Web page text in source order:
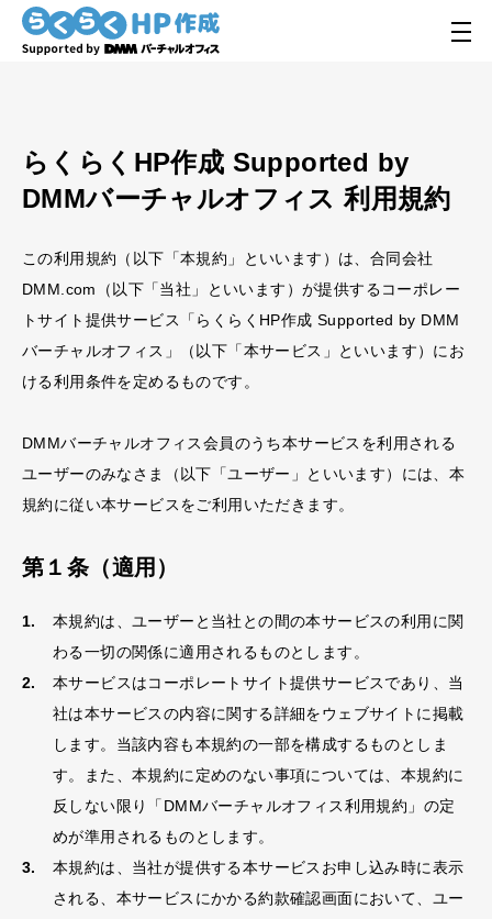
サービスについて
ご利用料金
よくある質問
お知らせ
らくらくHP作成
Supported by DMMバーチャルオフィス
(定休日 / 土日祝)
© らくらくHP作成 Supported by DMMバーチャルオフィス
らくらくHP作成 Supported by
DMMバーチャルオフィス 利用規約
この利用規約（以下「本規約」といいます）は、合同会社
DMM.com（以下「当社」といいます）が提供するコーポレー
トサイト提供サービス「らくらくHP作成 Supported by DMM
バーチャルオフィス」（以下「本サービス」といいます）にお
ける利用条件を定めるものです。
DMMバーチャルオフィス会員のうち本サービスを利用される
ユーザーのみなさま（以下「ユーザー」といいます）には、本
規約に従い本サービスをご利用いただきます。
第１条（適用）
本規約は、ユーザーと当社との間の本サービスの利用に関
わる一切の関係に適用されるものとします。
本サービスはコーポレートサイト提供サービスであり、当
社は本サービスの内容に関する詳細をウェブサイトに掲載
します。当該内容も本規約の一部を構成するものとしま
す。また、本規約に定めのない事項については、本規約に
反しない限り「DMMバーチャルオフィス利用規約」の定
めが準用されるものとします。
本規約は、当社が提供する本サービスお申し込み時に表示
される、本サービスにかかる約款確認画面において、ユー